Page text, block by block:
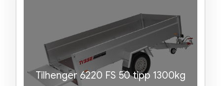
Tilhenger 6220 FS 50 tipp 1300kg